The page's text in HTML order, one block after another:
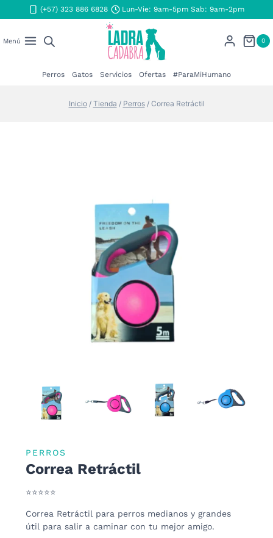
al
(+57) 323 886 6828 Lun-Vie: 9am-5pm Sab: 9am-2pm
Menú 0
Perros Gatos Servicios Ofertas #ParaMiHumano
Inicio / Tienda / Perros / Correa Retráctil
PERROS
Correa Retráctil
⭐⭐⭐⭐⭐
Correa Retráctil para perros medianos y grandes
útil para salir a caminar con tu mejor amigo.